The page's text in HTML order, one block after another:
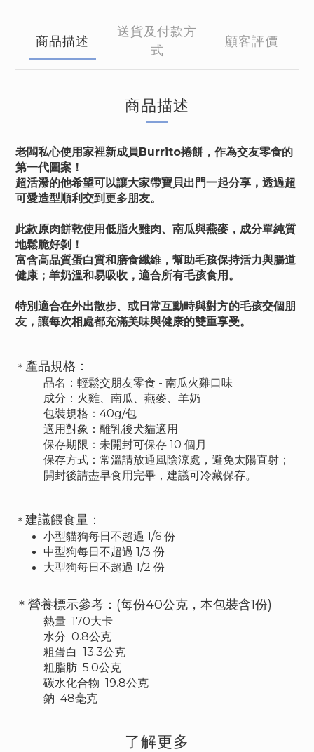
商品描述
送貨及付款方
式
顧客評價
商品描述
老闆私心使用家裡新成員Burrito捲餅，作為交友零食的
第一代圖案！
超活潑的他希望可以讓大家帶寶貝出門一起分享，透過超
可愛造型順利交到更多朋友。
此款原肉餅乾使用低脂火雞肉、南瓜與燕麥， 成分單純質
地鬆脆好剝！
富含高品質蛋白質和膳食纖維，幫助毛孩保持活力與腸道
健康；羊奶溫和易吸收，適合所有毛孩食用。
特別適合在外出散步、或日常互動時與對方的毛孩交個朋
友，讓每次相處都充滿美味與健康的雙重享受。
＊ 產品規格：
品名：輕鬆交朋友零食 - 南瓜火雞口味
成分：火雞、南瓜、燕麥、羊奶
包裝規格：40g/包
適用對象：離乳後犬貓適用
保存期限：未開封可保存 10 個月
保存方式：常溫請放通風陰涼處，避免太陽直射；
開封後請盡早食用完畢，建議可冷藏保存。
＊ 建議餵食量：
小型貓狗每日不超過 1/6 份
中型狗每日不超過 1/3 份
大型狗每日不超過 1/2 份
＊營養標示參考：(每份40公克，本包裝含1份)
熱量 170大卡
水分 0.8公克
粗蛋白 13.3公克
粗脂肪 5.0公克
碳水化合物 19.8公克
鈉 48毫克
了解更多